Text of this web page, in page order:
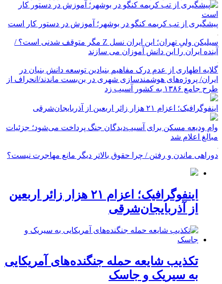
پیشگیری از تب کریمه کنگو در بوشهر؛ آموزش در دستور کار است
سیلیکن ولیِ تهران؛ این ایران نسل Z مگر متوقف شدنی است؟ /
آینده ایران را این دانش آموزان می سازند
گلایه اطهاری از عدم درک مفاهیم بنیادین توسعه دانش بنیان در
ایران/ پروژه‌های هوشمندسازی شهری در بن‌بست ماندند/انحراف از
طرح جامع ۱۳۸۶ به کشور آسیب زد
اینفوگرافیک؛ اعزام ۲۱ هزار زائر اربعین از آذربایجان‌شرقی
وام ودیعه مسکن برای آسیب‌دیدگان جنگ پرداخت می‌شود؛ جزئیات
مبالغ اعلام شد
دوراهی ماندن و رفتن / چرا حقوق بالاتر دیگر مانع مهاجرت نیست؟
اینفوگرافیک؛ اعزام ۲۱ هزار زائر اربعین
از آذربایجان‌شرقی
تکذیب شایعه حمله جنگنده‌های آمریکایی
به سیریک و جاسک